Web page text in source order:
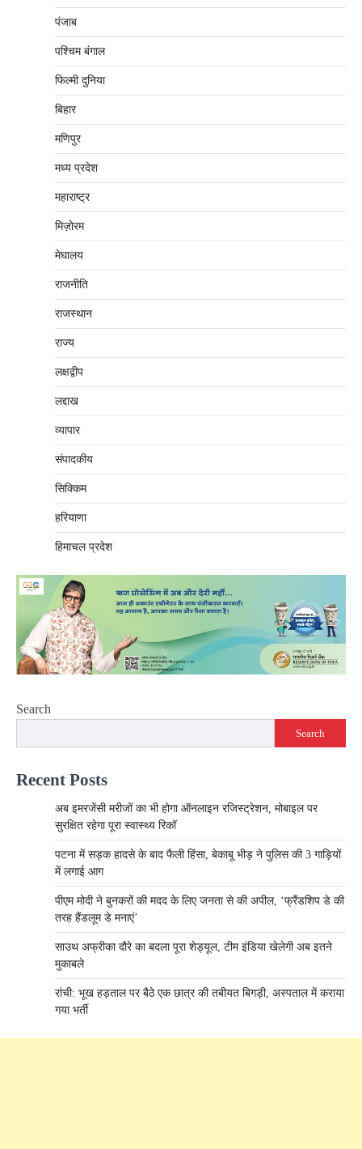
पंजाब
पश्चिम बंगाल
फिल्मी दुनिया
बिहार
मणिपुर
मध्‍य प्रदेश
महाराष्‍ट्र
मिज़ोरम
मेघालय
राजनीति
राजस्थान
राज्य
लक्षद्वीप
लद्दाख
व्यापार
संपादकीय
सिक्किम
हरियाणा
हिमाचल प्रदेश
Search
Search
Recent Posts
अब इमरजेंसी मरीजों का भी होगा ऑनलाइन रजिस्ट्रेशन, मोबाइल पर
सुरक्षित रहेगा पूरा स्वास्थ्य रिकॉ
पटना में सड़क हादसे के बाद फैली हिंसा, बेकाबू भीड़ ने पुलिस की 3 गाड़ियों
में लगाई आग
पीएम मोदी ने बुनकरों की मदद के लिए जनता से की अपील, ‘फ्रैंडशिप डे की
तरह हैंडलूम डे मनाएं’
साउथ अफ्रीका दौरे का बदला पूरा शेड्यूल, टीम इंडिया खेलेगी अब इतने
मुकाबले
रांची: भूख हड़ताल पर बैठे एक छात्र की तबीयत बिगड़ी, अस्पताल में कराया
गया भर्ती